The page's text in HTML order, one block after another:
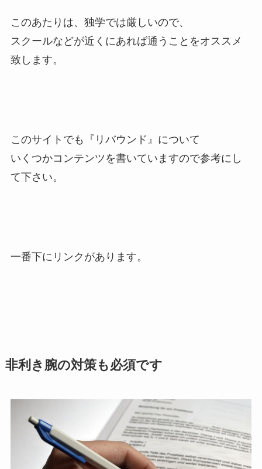
このあたりは、独学では厳しいので、
スクールなどが近くにあれば通うことをオススメ
致します。
このサイトでも『リバウンド』について
いくつかコンテンツを書いていますので参考にし
て下さい。
一番下にリンクがあります。
非利き腕の対策も必須です